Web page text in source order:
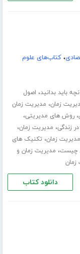
،کتاب‌های علوم
باید بدانید، اصول
زمان، مدیریت زمان
،روش های مدیریتی،
زندگی، مدیریت زمان،
زمان، تکنیک های
چیست، مدیریت زمان و
زمان
دانلود کتاب